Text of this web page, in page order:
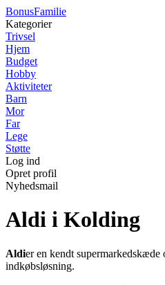
BonusFamilie
Kategorier
Trivsel
Hjem
Budget
Hobby
Aktiviteter
Barn
Mor
Far
Lege
Støtte
Log ind
Opret profil
Nyhedsmail
Aldi i Kolding
Aldier en kendt
indkøbsløsning.